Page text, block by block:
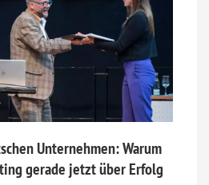
Unternehmen: Warum
gerade jetzt über Erfolg